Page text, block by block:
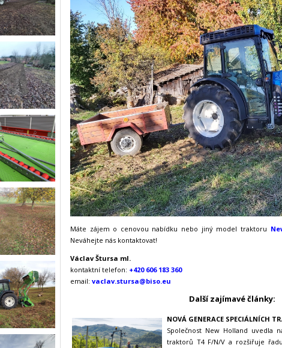
Máte zájem o cenovou nabídku nebo jiný model traktoru
Neváhejte nás kontaktovat!
Václav Štursa ml.
kontaktní telefon: +420 606 183 360
email: vaclav.stursa@biso.eu
Další zajímavé články:
NOVÁ GENERACE SPECIÁLNÍCH
Společnost New Holland uvedla
traktorů T4 F/N/V a rozšiřuje